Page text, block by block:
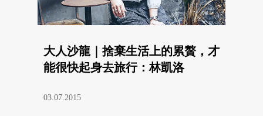
大人沙龍｜捨棄生活上的累贅，才
能很快起身去旅行：林凱洛
03.07.2015